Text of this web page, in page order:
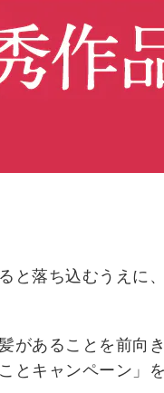
と落ち込むうえに
があることを前向
とキャンペーン」